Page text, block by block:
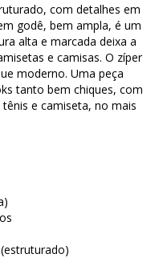
com detalhes em
godê, bem ampla, é um
alta e marcada deixa a
e camisas. O zíper
moderno. Uma peça
tanto bem chiques, com
e camiseta, no mais